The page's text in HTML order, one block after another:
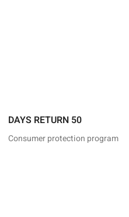
50 DAYS RETURN
Consumer protection program